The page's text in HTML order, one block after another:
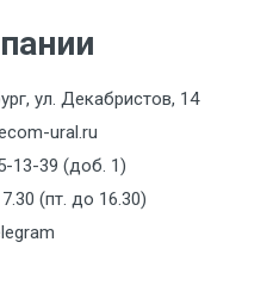
Системы контроля
ул. Декабристов, 14
ural.ru
13-39 (доб. 1)
(пт. до 16.30)